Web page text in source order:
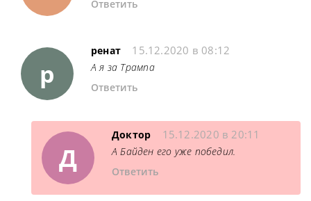
Ответить
р
ренат 15.12.2020 в 08:12
А я за Трампа
Ответить
Д
Доктор 15.12.2020 в 20:11
А Байден его уже победил.
Ответить